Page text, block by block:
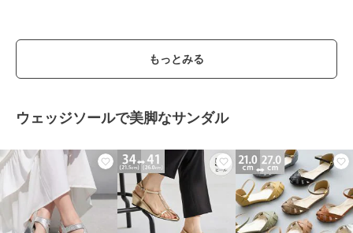
もっとみる
ウェッジソールで美脚なサンダル